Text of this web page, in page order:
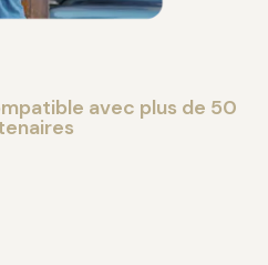
avec plus de 50